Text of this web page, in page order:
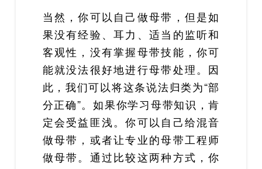
当然，你可以自己做母带，但是如
果没有经验、耳力、适当的监听和
客观性，没有掌握母带技能，你可
能就没法很好地进行母带处理。因
此，我们可以将这条说法归类为“部
分正确”。如果你学习母带知识，肯
定会受益匪浅。你可以自己给混音
做母带，或者让专业的母带工程师
做母带。通过比较这两种方式，你